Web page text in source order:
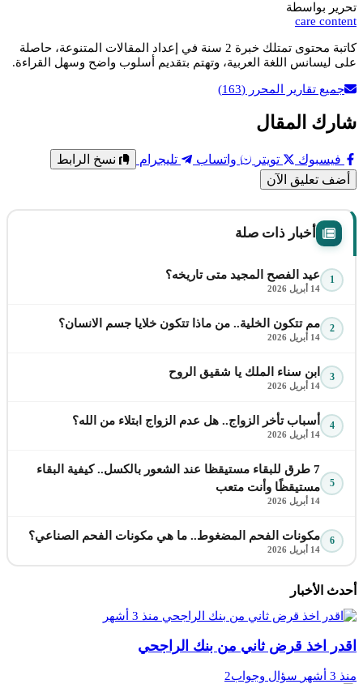
تحرير بواسطة
care content
كاتبة محتوى تمتلك خبرة 2 سنة في إعداد المقالات المتنوعة، حاصلة
على ليسانس اللغة العربية، وتهتم بتقديم أسلوب واضح وسهل القراءة.
جميع تقارير المحرر (163)
شارك المقال
فيسبوك تويتر واتساب تليجرام
نسخ الرابط
أضف تعليق الآن
أخبار ذات صلة
1 عيد الفصح المجيد متى تاريخه؟
14 أبريل 2026
2 مم تتكون الخلية.. من ماذا تتكون خلايا جسم الانسان؟
14 أبريل 2026
3 ابن سناء الملك يا شقيق الروح
14 أبريل 2026
4 أسباب تأخر الزواج.. هل عدم الزواج ابتلاء من الله؟
14 أبريل 2026
5
7 طرق للبقاء مستيقظا عند الشعور بالكسل.. كيفية البقاء
مستيقظًا وأنت متعب
14 أبريل 2026
6 مكونات الفحم المضغوط.. ما هي مكونات الفحم الصناعي؟
14 أبريل 2026
أحدث الأخبار
منذ 3 أشهر
اقدر اخذ قرض ثاني من بنك الراجحي
منذ 3 أشهر سؤال وجواب2